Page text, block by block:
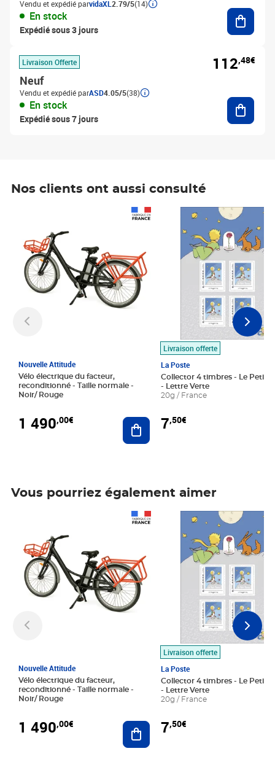
Vendu et expédié parvidaXL 2.79/5(14)
En stock
Expédié sous 3 jours
Livraison Offerte
Neuf
Vendu et expédié parASD4.05/5(38)
En stock
Expédié sous 7 jours
112,48€
Nos clients ont aussi consulté
Nouvelle Attitude
Vélo électrique du facteur,
reconditionné - Taille normale -
Noir/ Rouge
1 490,00€ Ajouter au panier
Livraison offerte
La Poste
Collector 4 timbres - Le Petit
- Lettre Verte
20g / France
7,50€
Prix 7,50€
Vous pourriez également aimer
Nouvelle Attitude
Vélo électrique du facteur,
reconditionné - Taille normale -
Noir/ Rouge
1 490,00€ Ajouter au panier
Livraison offerte
La Poste
Collector 4 timbres - Le Petit
- Lettre Verte
20g / France
7,50€
Prix 7,50€